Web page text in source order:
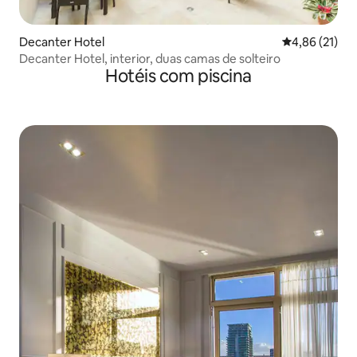
Decanter Hotel 4,86 de uma
4,86 (21)
Decanter Hotel, interior, duas camas de solteiro
Hotéis com piscina